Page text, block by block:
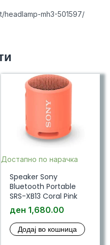
mh3-501597/
Достапно по нарачка
Speaker Sony
Bluetooth Portable
SRS-XB13 Coral Pink
ден 1,680.00
Додај во кошница